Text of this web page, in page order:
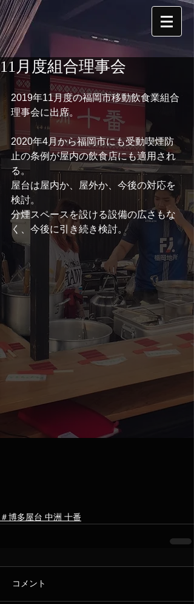
11月度組合理事会
2019年11月度の福岡市移動飲食業組合
理事会に出席。
2020年4月から福岡市にも受動喫煙防
止の条例が屋内の飲食店にも適用され
る。
屋台は屋内か、屋外か、今後の対応を
検討。
分煙スペースを設ける設備の広さもな
く、今後に引き続き検討。
＃博多屋台 中洲 十番
コメント